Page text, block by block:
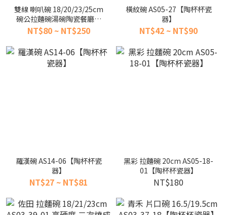
雙線 喇叭碗 18/20/23/25cm
碗公拉麵碗湯碗陶瓷餐廳白
瓷【陶杯杯瓷器】餐具餐盤
碗盤杯筷 台灣現貨
NT$80 ~ NT$250
橫紋碗 AS05-27【陶杯杯瓷
器】
NT$42 ~ NT$90
羅漢碗 AS14-06【陶杯杯瓷
器】
NT$27 ~ NT$81
黑彩 拉麵碗 20cm AS05-18-
01【陶杯杯瓷器】
NT$180